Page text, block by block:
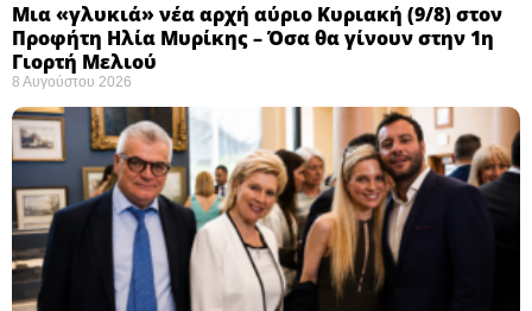
Μια «γλυκιά» νέα αρχή αύριο Κυριακή (9/8) στον
Προφήτη Ηλία Μυρίκης – Όσα θα γίνουν στην 1η
Γιορτή Μελιού
8 Αυγούστου 2026